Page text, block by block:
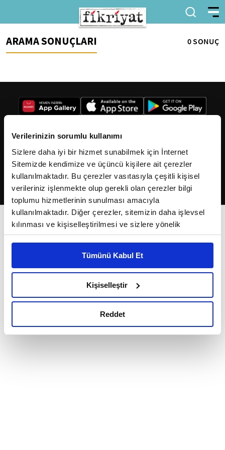
Verilerinizin sorumlu kullanımı
Sizlere daha iyi bir hizmet sunabilmek için İnternet
Sitemizde kendimize ve üçüncü kişilere ait çerezler
kullanılmaktadır. Bu çerezler vasıtasıyla çeşitli kişisel
verileriniz işlenmekte olup gerekli olan çerezler bilgi
toplumu hizmetlerinin sunulması amacıyla
kullanılmaktadır. Diğer çerezler, sitemizin daha işlevsel
kılınması ve kişiselleştirilmesi ve sizlere yönelik
reklam/pazarlama faaliyetlerinin yapılması, amaçlarıyla
Çerezlere ilişkin tercihlerinizi çerez paneli vasıtasıyla
belirleyebilirsiniz. Çerezlere ilişkin detaylı bilgi için
Ayarlar butonuna tıklayabilir,Çerez Bilgilendirme
Metnimizi ziyaret edebilirsiniz.
okumak ve sitemizi ziyaretiniz kapsamında
Tümünü Kabul Et
Kişiselleştir
Reddet
ARAMA SONUÇLARI 0 SONUÇ
2026Fikriyat. Tüm hakları saklıdır.